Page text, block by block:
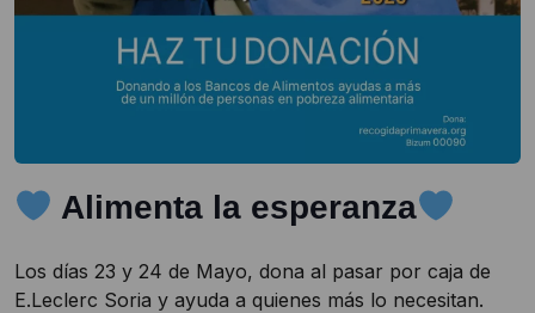
Alimenta la esperanza
Los días 23 y 24 de Mayo, dona al pasar por caja de
E.Leclerc Soria y ayuda a quienes más lo necesitan.